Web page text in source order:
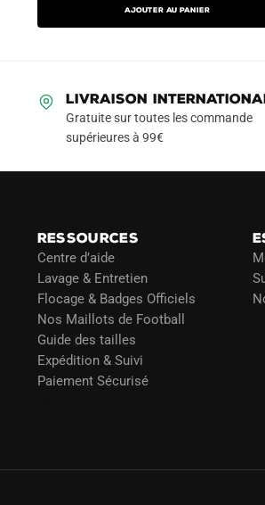
Ajouter au panier
LIVRAISON
Gratuite sur toutes les commande
supérieures à 99€
RESSOURCES
Centre d’aide
Lavage & Entretien
Flocage & Badges Officiels
Nos Maillots de Football
Guide des tailles
Expédition & Suivi
Paiement Sécurisé